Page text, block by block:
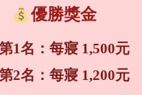
優勝獎金
1名：每寢 1,500元
2名：每寢 1,200元